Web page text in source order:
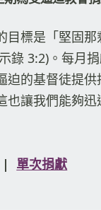
目標是「堅固那
錄 3:2)。每月
迫的基督徒提供
也讓我們能夠迅
| 單次捐獻